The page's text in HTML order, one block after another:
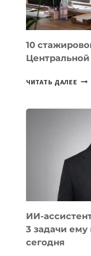
ПО
ИИ
10
ЧИТАТЬ ДАЛЕЕ 10
ИИ-
3 задачи
сегодня